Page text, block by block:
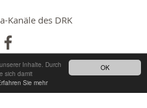
OK
Inhalte. Durch
sich damit
Sie mehr
Kanäle des DRK